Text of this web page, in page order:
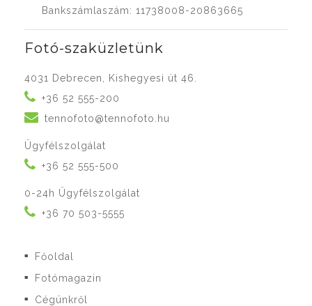
Bankszámlaszám: 11738008-20863665
Fotó-szaküzletünk
4031 Debrecen, Kishegyesi út 46.
+36 52 555-200
tennofoto@tennofoto.hu
Ügyfélszolgálat
+36 52 555-500
0-24h Ügyfélszolgálat
+36 70 503-5555
■ Főoldal
■ Fotómagazin
■ Cégünkről